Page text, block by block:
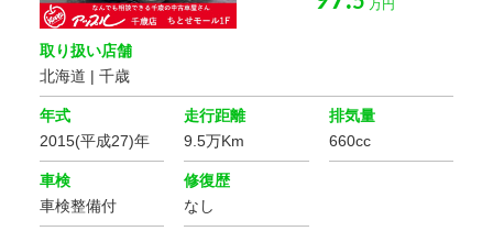
万円
取り扱い店舗
北海道 | 千歳
年式
2015(平成27)年
走行距離
9.5万Km
排気量
660cc
車検
車検整備付
修復歴
なし